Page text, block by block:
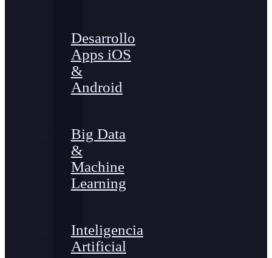
Desarrollo
Apps iOS
&
Android
Big Data
&
Machine
Learning
Inteligencia
Artificial